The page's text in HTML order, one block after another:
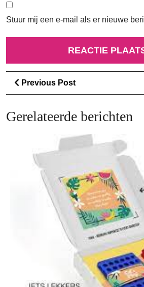
Stuur mij een e-mail als er nieuwe
Berichtnavigatie
Previous PostPrevious
Post
Gerelateerde berichten